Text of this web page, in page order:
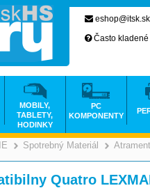
Spotrebný Materiál
Quatro
eshop@itsk.sk
Často kladené
MOBILY,
TABLETY,
HODINKY
PC
KOMPONENTY